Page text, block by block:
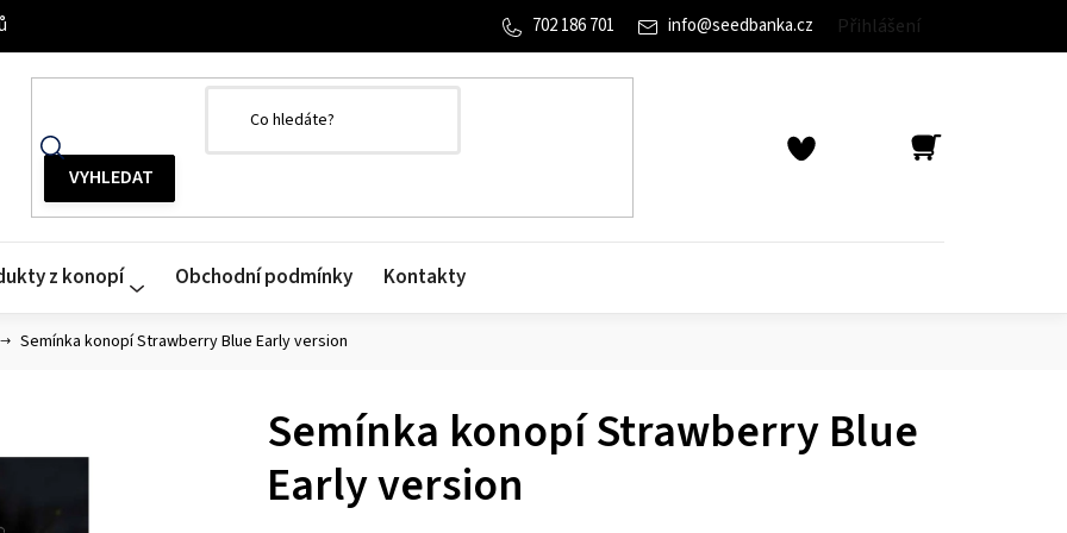
Přihlášení
info@seedbanka.cz
702 186 701
KOŠÍK
z konopí Obchodní podmínky Kontakty
Semínka konopí Strawberry Blue Early version
Semínka konopí Strawberry Blue
Early version